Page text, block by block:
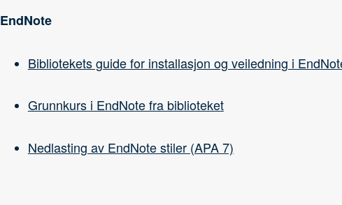
EndNote
Bibliotekets guide for installasjon og veiledning i
Grunnkurs i EndNote fra biblioteket
Nedlasting av EndNote stiler (APA 7)